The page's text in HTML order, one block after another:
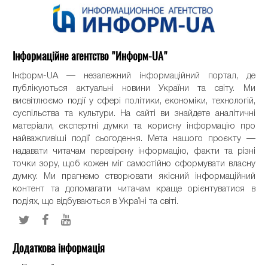
Інформаційне агентство "Информ-UA"
Інформ-UA — незалежний інформаційний портал, де
публікуються актуальні новини України та світу. Ми
висвітлюємо події у сфері політики, економіки, технологій,
суспільства та культури. На сайті ви знайдете аналітичні
матеріали, експертні думки та корисну інформацію про
найважливіші події сьогодення. Мета нашого проєкту —
надавати читачам перевірену інформацію, факти та різні
точки зору, щоб кожен міг самостійно сформувати власну
думку. Ми прагнемо створювати якісний інформаційний
контент та допомагати читачам краще орієнтуватися в
подіях, що відбуваються в Україні та світі.
Додаткова інформація